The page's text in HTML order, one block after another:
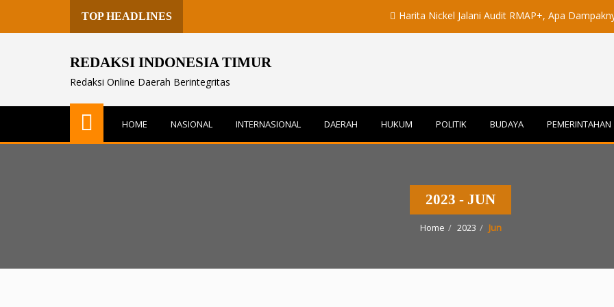
TOP HEADLINES Harita Nickel Jalani Audit RMAP+, Apa Dampaknya
REDAKSI INDONESIA TIMUR
Redaksi Online Daerah Berintegritas
HOME NASIONAL INTERNASIONAL DAERAH HUKUM POLITIK BUDAYA PEMERINTAHAN
2023 - JUN
Home 2023 Jun